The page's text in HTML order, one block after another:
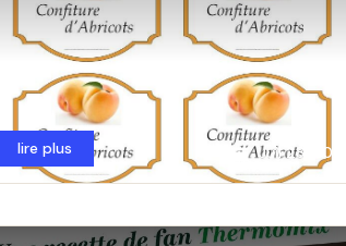
Juil 28, 2026
lire plus